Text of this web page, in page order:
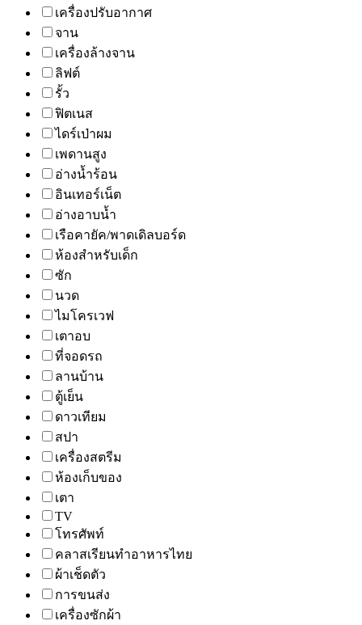
เครื่องปรับอากาศ
จาน
เครื่องล้างจาน
ลิฟต์
รั้ว
ฟิตเนส
ไดร์เป่าผม
เพดานสูง
อ่างน้ำร้อน
อินเทอร์เน็ต
อ่างอาบน้ำ
เรือคายัค/พาดเดิลบอร์ด
ห้องสำหรับเด็ก
ซัก
นวด
ไมโครเวฟ
เตาอบ
ที่จอดรถ
ลานบ้าน
ตู้เย็น
ดาวเทียม
สปา
เครื่องสตรีม
ห้องเก็บของ
เตา
TV
โทรศัพท์
คลาสเรียนทำอาหารไทย
ผ้าเช็ดตัว
การขนส่ง
เครื่องซักผ้า